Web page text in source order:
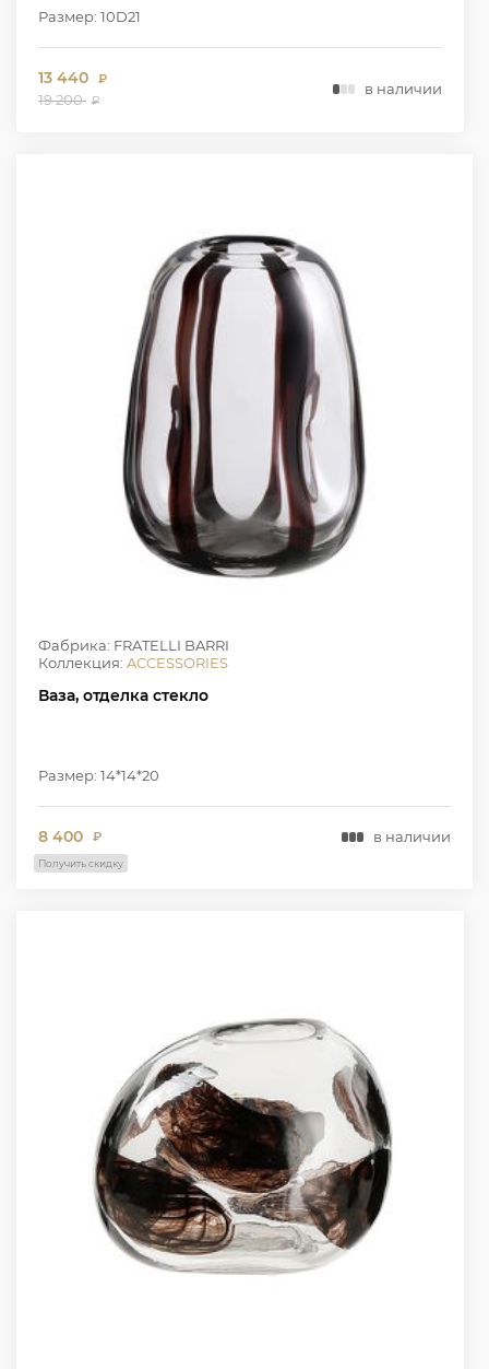
Размер: 10D21
13 440 ₽
19 200 ₽
в наличии
Фабрика: FRATELLI BARRI
Коллекция: ACCESSORIES
Ваза, отделка стекло
Размер: 14*14*20
8 400 ₽ в наличии
Получить скидку